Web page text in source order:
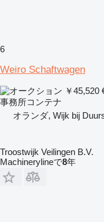
6
Weiro Schaftwagen
￥45,520
事務所コンテナ
オランダ, Wijk bij
Troostwijk Veilingen B.V.
Machinerylineで8年